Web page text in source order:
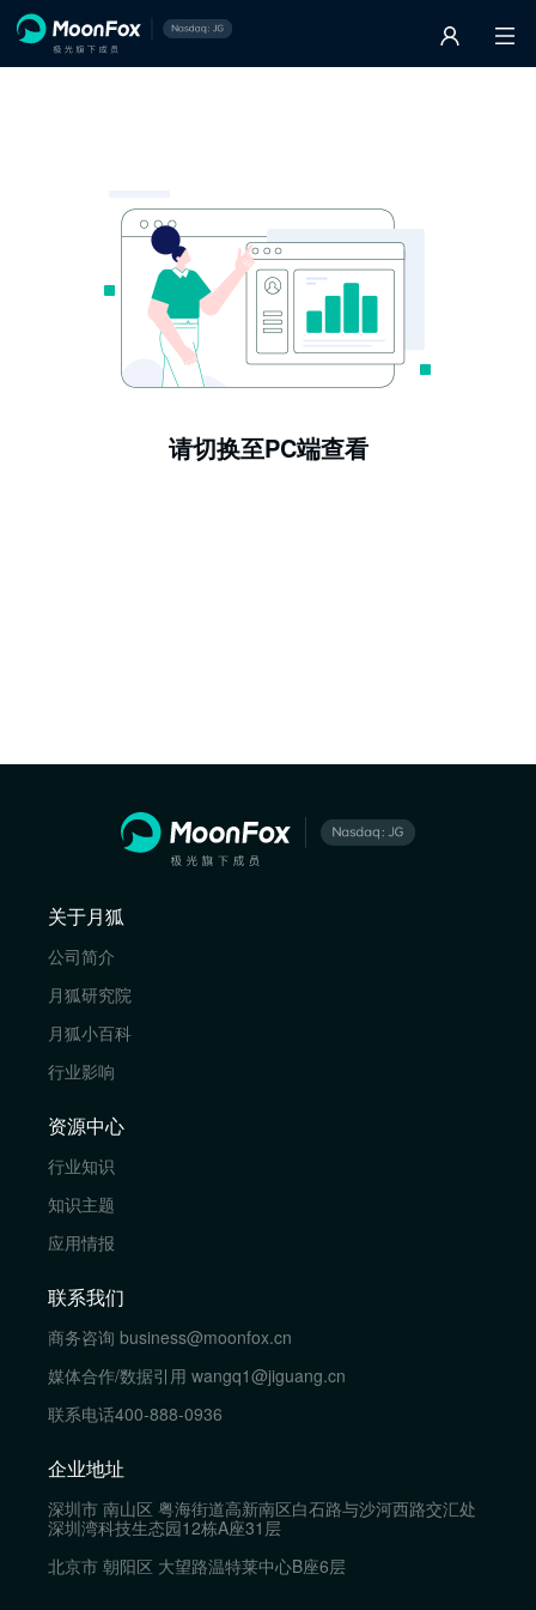
请切换至PC端查看
关于月狐
公司简介
月狐研究院
月狐小百科
行业影响
资源中心
行业知识
知识主题
应用情报
联系我们
商务咨询 business@moonfox.cn
媒体合作/数据引用 wangq1@jiguang.cn
联系电话400-888-0936
企业地址
深圳市 南山区 粤海街道高新南区白石路与沙河西路交汇处
深圳湾科技生态园12栋A座31层
北京市 朝阳区 大望路温特莱中心B座6层